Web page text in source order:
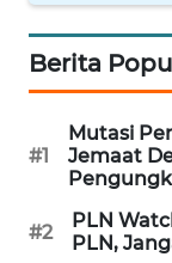
Berita
#1
Mutasi
Jemaat
#2
PLN
PLN,
WN
PURWAKARTA
WN
PRIANGAN
TIMUR
WN
SEMARANG